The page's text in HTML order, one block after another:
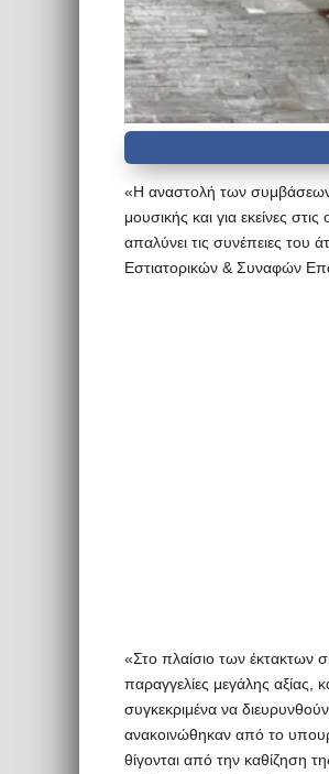
«Η αναστολή των συμβάσεων
μουσικής και για εκείνες
απαλύνει τις συνέπειες
Εστιατορικών & Συναφών
«Στο πλαίσιο των έκτακτων
παραγγελίες μεγάλης αξίας,
συγκεκριμένα να
ανακοινώθηκαν από το
θίγονται από την καθίζηση